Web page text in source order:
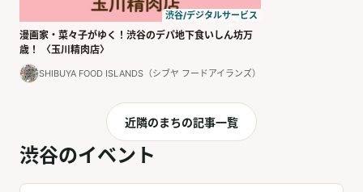
渋谷/デジタルサービス
漫画家・菜々子がゆく！渋谷のデパ地下食いしん坊万
歳！ 〈玉川精肉店〉
SHIBUYA FOOD ISLANDS（シブヤ フードアイランズ）
近隣のまちの記事一覧
渋谷のイベント